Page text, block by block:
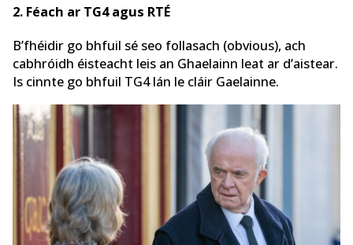
2. Féach ar TG4 agus RTÉ
B’fhéidir go bhfuil sé seo follasach (obvious), ach
cabhróidh éisteacht leis an Ghaelainn leat ar d’aistear.
Is cinnte go bhfuil TG4 lán le cláir Gaelainne.